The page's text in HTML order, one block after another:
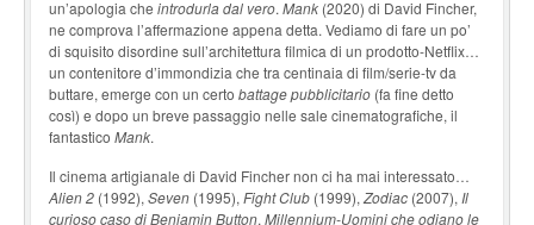
un’apologia che introdurla dal vero. Mank (2020) di David Fincher,
ne comprova l’affermazione appena detta. Vediamo di fare un po’
di squisito disordine sull’architettura filmica di un prodotto-Netflix…
un contenitore d’immondizia che tra centinaia di film/serie-tv da
buttare, emerge con un certo battage pubblicitario (fa fine detto
così) e dopo un breve passaggio nelle sale cinematografiche, il
fantastico Mank.
Il cinema artigianale di David Fincher non ci ha mai interessato…
Alien 2 (1992), Seven (1995), Fight Club (1999), Zodiac (2007), Il
curioso caso di Benjamin Button, Millennium-Uomini che odiano le